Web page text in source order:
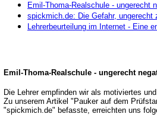
Emil-Thoma-Realschule - ungerecht
spickmich.de: Die Gefahr, ungerecht
Lehrerbeurteilung im Internet - Eine
Emil-Thoma-Realschule - ungerecht
Die Lehrer empfinden wir als motiviertes
Zu unserem Artikel "Pauker auf dem
"spickmich.de" befasste, erreichten uns